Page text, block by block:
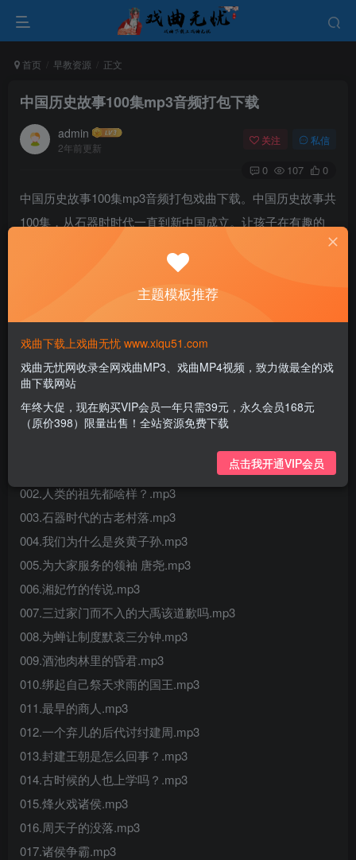
首页 早教资源 正文
中国历史故事100集mp3音频打包下载
admin
2年前更新
关注 私信
0 107 0
中国历史故事100集mp3音频打包戏曲下载。中国历史故事共
100集，从石器时时代一直到新中国成立。让孩子在有趣的
002.人类的祖先都啥样？.mp3
003.石器时代的古老村落.mp3
004.我们为什么是炎黄子孙.mp3
005.为大家服务的领袖 唐尧.mp3
006.湘妃竹的传说.mp3
007.三过家门而不入的大禹该道歉吗.mp3
008.为蝉让制度默哀三分钟.mp3
009.酒池肉林里的昏君.mp3
010.绑起自己祭天求雨的国王.mp3
011.最早的商人.mp3
012.一个弃儿的后代讨纣建周.mp3
013.封建王朝是怎么回事？.mp3
014.古时候的人也上学吗？.mp3
015.烽火戏诸侯.mp3
016.周天子的没落.mp3
017.诸侯争霸.mp3
主题模板推荐
戏曲下载上戏曲无忧 www.xiqu51.com
戏曲无忧网收录全网戏曲MP3、戏曲MP4视频，致力做最全的戏
曲下载网站
年终大促，现在购买VIP会员一年只需39元，永久会员168元
（原价398）限量出售！全站资源免费下载
点击我开通VIP会员